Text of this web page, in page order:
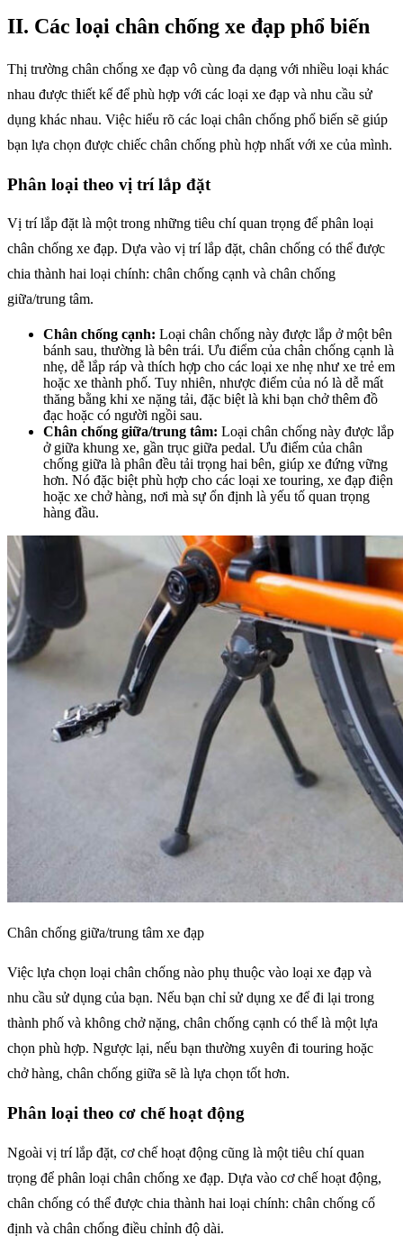
II. Các loại chân chống xe đạp phổ biến
Thị trường chân chống xe đạp vô cùng đa dạng với nhiều loại khác
nhau được thiết kế để phù hợp với các loại xe đạp và nhu cầu sử
dụng khác nhau. Việc hiểu rõ các loại chân chống phổ biến sẽ giúp
bạn lựa chọn được chiếc chân chống phù hợp nhất với xe của mình.
Phân loại theo vị trí lắp đặt
Vị trí lắp đặt là một trong những tiêu chí quan trọng để phân loại
chân chống xe đạp. Dựa vào vị trí lắp đặt, chân chống có thể được
chia thành hai loại chính: chân chống cạnh và chân chống
giữa/trung tâm.
Chân chống cạnh: Loại chân chống này được lắp ở một bên
bánh sau, thường là bên trái. Ưu điểm của chân chống cạnh là
nhẹ, dễ lắp ráp và thích hợp cho các loại xe nhẹ như xe trẻ em
hoặc xe thành phố. Tuy nhiên, nhược điểm của nó là dễ mất
thăng bằng khi xe nặng tải, đặc biệt là khi bạn chở thêm đồ
đạc hoặc có người ngồi sau.
Chân chống giữa/trung tâm: Loại chân chống này được lắp
ở giữa khung xe, gần trục giữa pedal. Ưu điểm của chân
chống giữa là phân đều tải trọng hai bên, giúp xe đứng vững
hơn. Nó đặc biệt phù hợp cho các loại xe touring, xe đạp điện
hoặc xe chở hàng, nơi mà sự ổn định là yếu tố quan trọng
hàng đầu.
Chân chống giữa/trung tâm xe đạp
Việc lựa chọn loại chân chống nào phụ thuộc vào loại xe đạp và
nhu cầu sử dụng của bạn. Nếu bạn chỉ sử dụng xe để đi lại trong
thành phố và không chở nặng, chân chống cạnh có thể là một lựa
chọn phù hợp. Ngược lại, nếu bạn thường xuyên đi touring hoặc
chở hàng, chân chống giữa sẽ là lựa chọn tốt hơn.
Phân loại theo cơ chế hoạt động
Ngoài vị trí lắp đặt, cơ chế hoạt động cũng là một tiêu chí quan
trọng để phân loại chân chống xe đạp. Dựa vào cơ chế hoạt động,
chân chống có thể được chia thành hai loại chính: chân chống cố
định và chân chống điều chỉnh độ dài.